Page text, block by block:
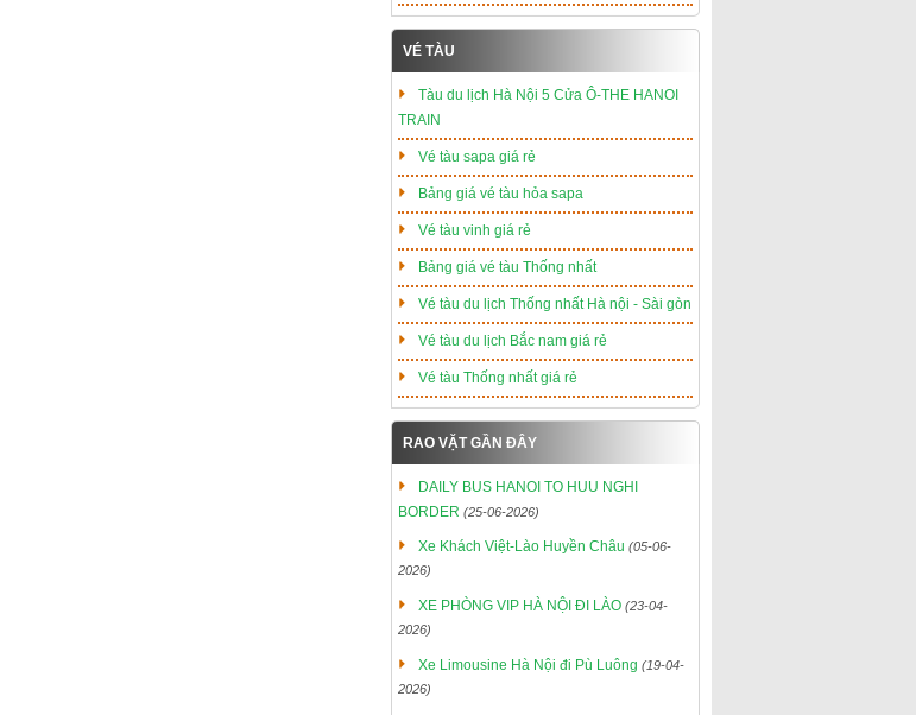
VÉ TÀU
Tàu du lịch Hà Nội 5 Cửa Ô-THE HANOI
TRAIN
Vé tàu sapa giá rẻ
Bảng giá vé tàu hỏa sapa
Vé tàu vinh giá rẻ
Bảng giá vé tàu Thống nhất
Vé tàu du lịch Thống nhất Hà nội - Sài gòn
Vé tàu du lịch Bắc nam giá rẻ
Vé tàu Thống nhất giá rẻ
RAO VẶT GẦN ĐÂY
DAILY BUS HANOI TO HUU NGHI
BORDER (25-06-2026)
Xe Khách Việt-Lào Huyền Châu (05-06-
2026)
XE PHÒNG VIP HÀ NỘI ĐI LÀO (23-04-
2026)
Xe Limousine Hà Nội đi Pù Luông (19-04-
2026)